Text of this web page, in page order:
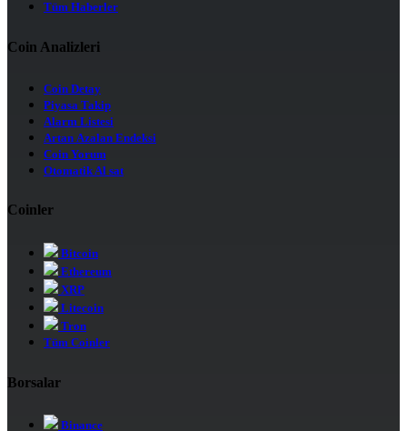
Tüm Haberler
Coin Analizleri
Coin Detay
Piyasa Takip
Alarm Listesi
Artan Azalan Endeksi
Coin Yorum
Otomatik Al sat
Coinler
Bitcoin
Ethereum
XRP
Litecoin
Tron
Tüm Coinler
Borsalar
Binance